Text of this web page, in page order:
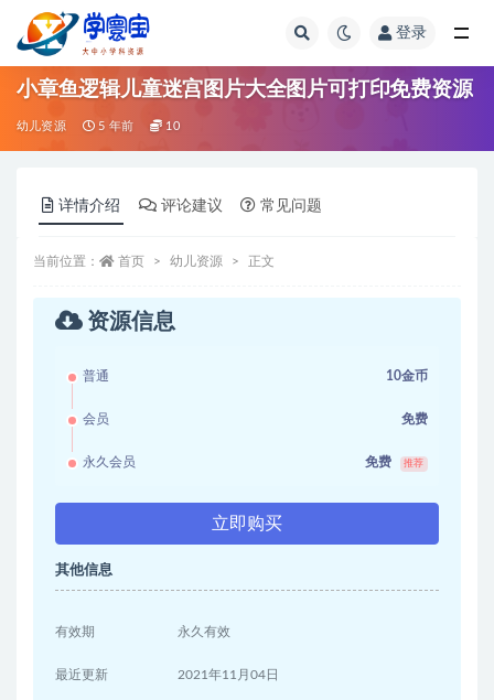
登录
小章鱼逻辑儿童迷宫图片大全图片可打印免费资源
幼儿资源 5 年前 10
详情介绍 评论建议 常见问题
当前位置： 首页 幼儿资源 正文
资源信息
普通 10金币
会员 免费
永久会员 免费 推荐
立即购买
其他信息
有效期 永久有效
最近更新 2021年11月04日
全部